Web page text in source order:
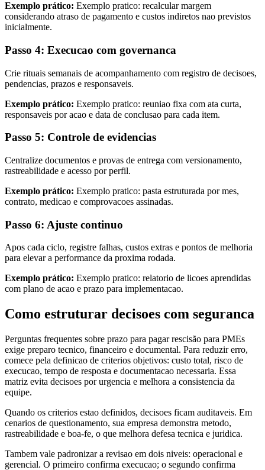
Exemplo prático: Exemplo pratico: recalcular margem
considerando atraso de pagamento e custos indiretos nao previstos
inicialmente.
Passo 4: Execucao com governanca
Crie rituais semanais de acompanhamento com registro de decisoes,
pendencias, prazos e responsaveis.
Exemplo prático: Exemplo pratico: reuniao fixa com ata curta,
responsaveis por acao e data de conclusao para cada item.
Passo 5: Controle de evidencias
Centralize documentos e provas de entrega com versionamento,
rastreabilidade e acesso por perfil.
Exemplo prático: Exemplo pratico: pasta estruturada por mes,
contrato, medicao e comprovacoes assinadas.
Passo 6: Ajuste continuo
Apos cada ciclo, registre falhas, custos extras e pontos de melhoria
para elevar a performance da proxima rodada.
Exemplo prático: Exemplo pratico: relatorio de licoes aprendidas
com plano de acao e prazo para implementacao.
Como estruturar decisoes com seguranca
Perguntas frequentes sobre prazo para pagar rescisão para PMEs
exige preparo tecnico, financeiro e documental. Para reduzir erro,
comece pela definicao de criterios objetivos: custo total, risco de
execucao, tempo de resposta e documentacao necessaria. Essa
matriz evita decisoes por urgencia e melhora a consistencia da
equipe.
Quando os criterios estao definidos, decisoes ficam auditaveis. Em
cenarios de questionamento, sua empresa demonstra metodo,
rastreabilidade e boa-fe, o que melhora defesa tecnica e juridica.
Tambem vale padronizar a revisao em dois niveis: operacional e
gerencial. O primeiro confirma execucao; o segundo confirma